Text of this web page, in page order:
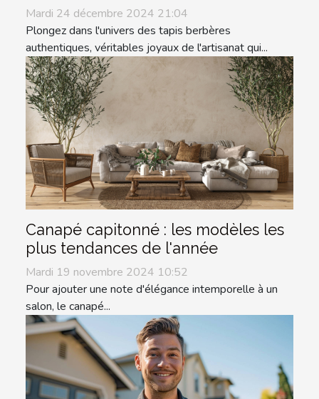
Mardi 24 décembre 2024 21:04
Plongez dans l'univers des tapis berbères
authentiques, véritables joyaux de l'artisanat qui...
Canapé capitonné : les modèles les
plus tendances de l'année
Mardi 19 novembre 2024 10:52
Pour ajouter une note d'élégance intemporelle à un
salon, le canapé...